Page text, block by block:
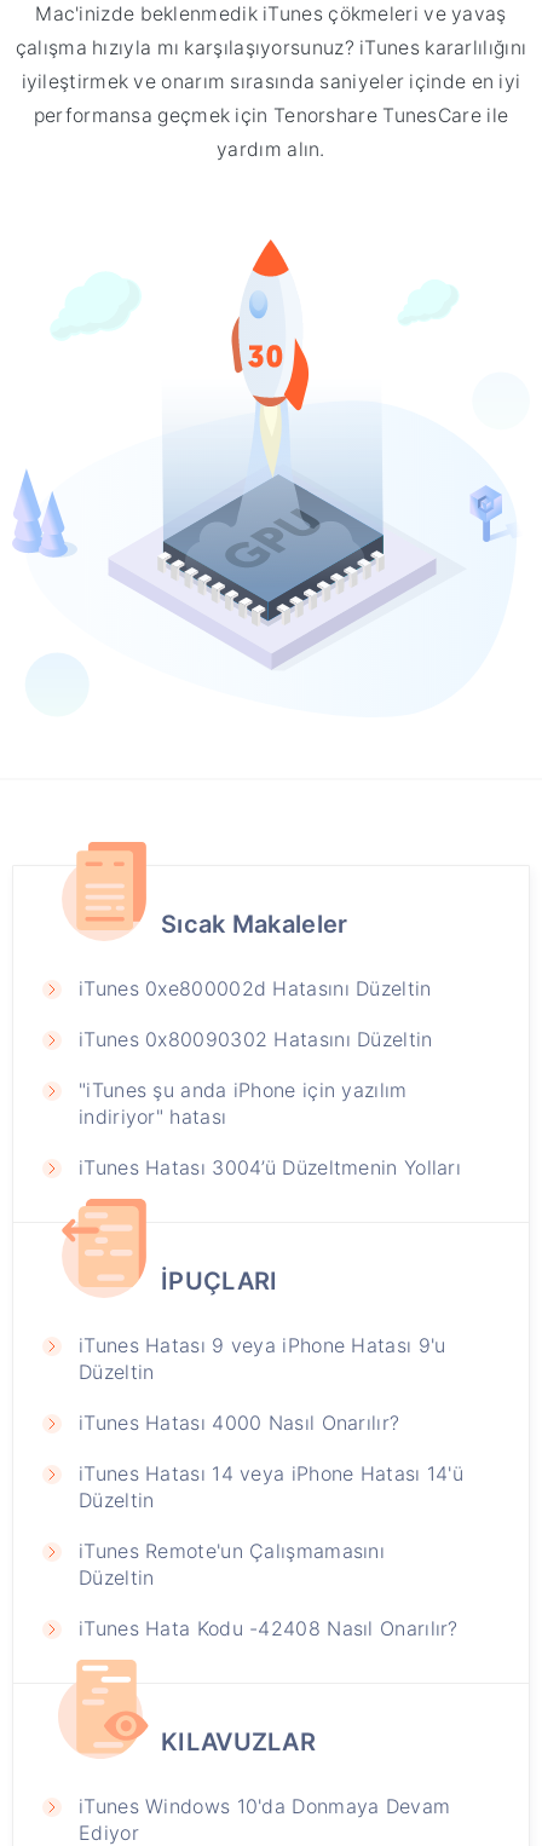
Mac'inizde beklenmedik iTunes çökmeleri ve yavaş
çalışma hızıyla mı karşılaşıyorsunuz? iTunes kararlılığını
iyileştirmek ve onarım sırasında saniyeler içinde en iyi
performansa geçmek için Tenorshare TunesCare ile
yardım alın.
Sıcak Makaleler
iTunes 0xe800002d Hatasını Düzeltin
iTunes 0x80090302 Hatasını Düzeltin
"iTunes şu anda iPhone için yazılım
indiriyor" hatası
iTunes Hatası 3004’ü Düzeltmenin Yolları
İPUÇLARI
iTunes Hatası 9 veya iPhone Hatası 9'u
Düzeltin
iTunes Hatası 4000 Nasıl Onarılır?
iTunes Hatası 14 veya iPhone Hatası 14'ü
Düzeltin
iTunes Remote'un Çalışmamasını
Düzeltin
iTunes Hata Kodu -42408 Nasıl Onarılır?
KILAVUZLAR
iTunes Windows 10'da Donmaya Devam
Ediyor